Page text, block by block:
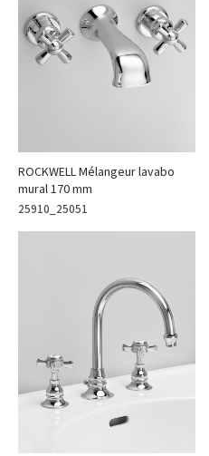
ROCKWELL Mélangeur lavabo
mural 170 mm
25910_25051